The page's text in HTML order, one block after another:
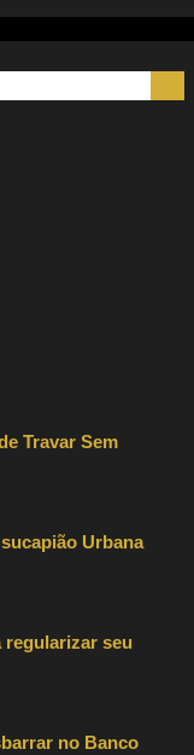
Travar Sem
Urbana
regularizar seu
no Banco